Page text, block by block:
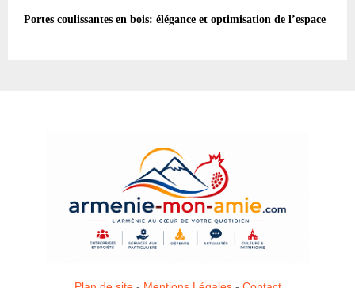
Portes coulissantes en bois: élégance et optimisation de l’espace